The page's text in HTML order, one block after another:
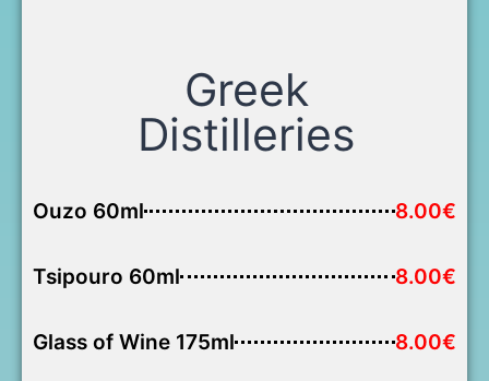
Greek
Distilleries
Ouzo 60ml 8.00€
Tsipouro 60ml 8.00€
Glass of Wine 175ml 8.00€